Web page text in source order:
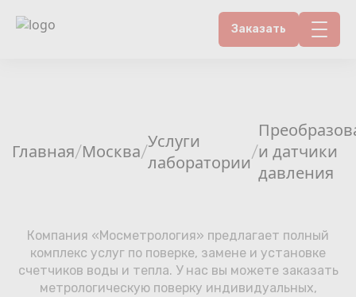
Заказать
Теплосчетчики
Районы
Аршин
Главная/Москва/Услуги
лаборатории/и датчики
давления
Компания «Мосметрология» предлагает полный
комплекс услуг по поверке, замене и установке
счетчиков воды и тепла. У нас вы можете заказать
метрологическую поверку индивидуальных,